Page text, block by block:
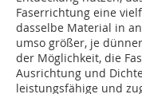
Faserrichtung eine
dasselbe Material in
umso größer, je
der Möglichkeit, die
Ausrichtung und
leistungsfähige und